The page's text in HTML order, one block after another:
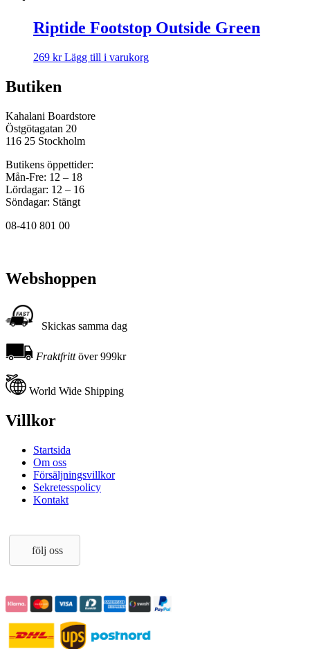
Riptide Footstop Outside Green
269 kr Lägg till i varukorg
Butiken
Kahalani Boardstore
Östgötagatan 20
116 25 Stockholm
Butikens öppettider:
Mån-Fre: 12 – 18
Lördagar: 12 – 16
Söndagar: Stängt
08-410 801 00
Webshoppen
Skickas samma dag
Fraktfrittöver 999kr
World Wide Shipping
Villkor
Startsida
Om oss
Försäljningsvillkor
Sekretesspolicy
Kontakt
följ oss